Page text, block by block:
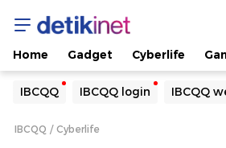
Home Gadget Cyberlife
IBCQQ IBCQQ login IBCQQ
Yang sedang ramai dicari
Loading...
IBCQQ Cyberlife